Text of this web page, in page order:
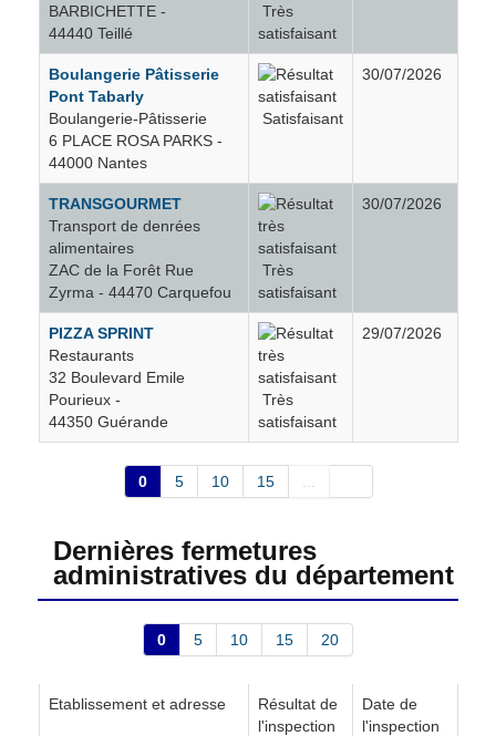
Grand-Auverné
Grandchamp-des-Fontaines
Grandchamps-des-Fontaines
Guenrouet 34
Guémené-Penfao
Guérande 138
Gétigné
Héric 30
Issé 8
BARBICHETTE -
44440 Teillé
Très
satisfaisant
Boulangerie Pâtisserie
Pont Tabarly
Boulangerie-Pâtisserie
6 PLACE ROSA PARKS -
44000 Nantes
Satisfaisant
30/07/2026
TRANSGOURMET
Transport de denrées
alimentaires
ZAC de la Forêt Rue
Zyrma - 44470 Carquefou
Très
satisfaisant
30/07/2026
PIZZA SPRINT
Restaurants
32 Boulevard Emile
Pourieux -
44350 Guérande
Très
satisfaisant
29/07/2026
0 5 10 15
Dernières fermetures
administratives du département
0 5 10 15 20
Etablissement et adresse
Résultat de
l'inspection
Date de
l'inspection